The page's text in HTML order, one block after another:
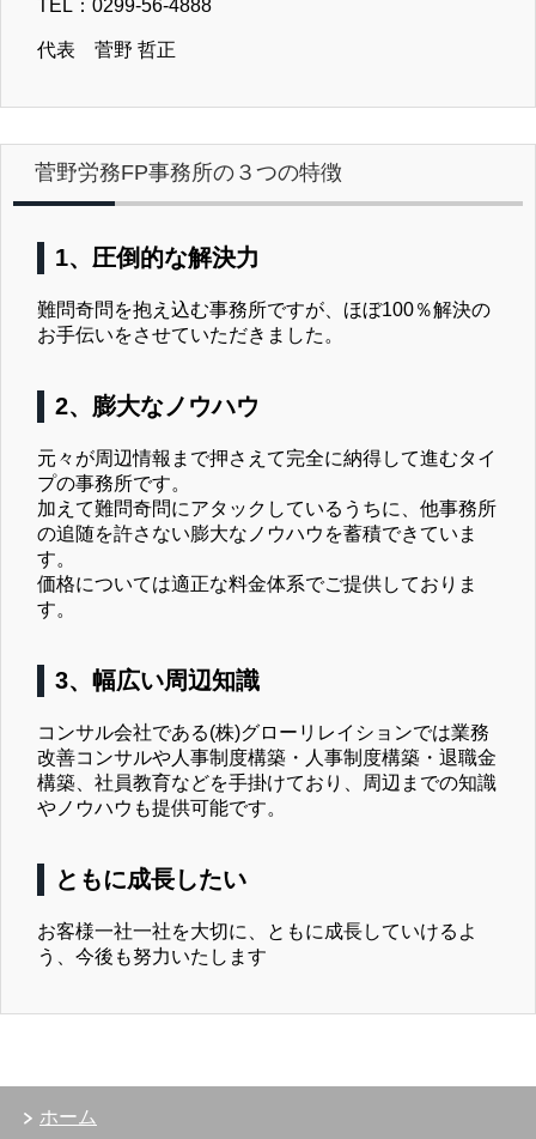
TEL：0299-56-4888
代表 菅野 哲正
菅野労務FP事務所の３つの特徴
1、圧倒的な解決力
難問奇問を抱え込む事務所ですが、ほぼ100％解決の
お手伝いをさせていただきました。
2、膨大なノウハウ
元々が周辺情報まで押さえて完全に納得して進むタイ
プの事務所です。
加えて難問奇問にアタックしているうちに、他事務所
の追随を許さない膨大なノウハウを蓄積できていま
す。
価格については適正な料金体系でご提供しておりま
す。
3、幅広い周辺知識
コンサル会社である(株)グローリレイションでは業務
改善コンサルや人事制度構築・人事制度構築・退職金
構築、社員教育などを手掛けており、周辺までの知識
やノウハウも提供可能です。
ともに成長したい
お客様一社一社を大切に、ともに成長していけるよ
う、今後も努力いたします
ホーム